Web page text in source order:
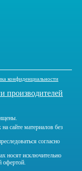
конфиденциальности
производителей
сайте материалов без
согласно
носят исключительно
офертой.